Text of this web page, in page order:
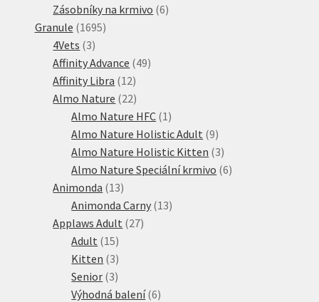
produkty
Zásobníky na krmivo 66
Granule 16951695
4Vets 33
produkty
Affinity Advance 4949
Affinity Libra 1212
produktů
Almo Nature 2222
produktů
Almo Nature HFC 1 1
produkt
Almo Nature Holistic Adult 99
produktů
Almo Nature Holistic Kitten 33
produkty
Almo Nature Speciální krmivo 66
Animonda 1313
produktů
Animonda Carny 1313
Applaws Adult 2727
Adult 1515
produktů
Kitten 33
produkty
Senior 33
produkty
Výhodná balení 66